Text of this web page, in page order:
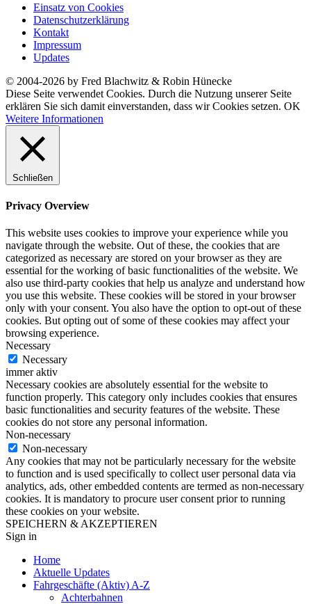
Einsatz von Cookies
Datenschutzerklärung
Kontakt
Impressum
Updates
© 2004-2026 by Fred Blachwitz & Robin Hünecke
Diese Seite verwendet Cookies. Durch die Nutzung unserer Seite
erklären Sie sich damit einverstanden, dass wir Cookies setzen. OK
Weitere Informationen
Schließen
Privacy Overview
This website uses cookies to improve your experience while you
navigate through the website. Out of these, the cookies that are
categorized as necessary are stored on your browser as they are
essential for the working of basic functionalities of the website. We
also use third-party cookies that help us analyze and understand how
you use this website. These cookies will be stored in your browser
only with your consent. You also have the option to opt-out of these
cookies. But opting out of some of these cookies may affect your
browsing experience.
Necessary
Necessary
immer aktiv
Necessary cookies are absolutely essential for the website to
function properly. This category only includes cookies that ensures
basic functionalities and security features of the website. These
cookies do not store any personal information.
Non-necessary
Non-necessary
Any cookies that may not be particularly necessary for the website
to function and is used specifically to collect user personal data via
analytics, ads, other embedded contents are termed as non-necessary
cookies. It is mandatory to procure user consent prior to running
these cookies on your website.
SPEICHERN & AKZEPTIEREN
Sign in
Home
Aktuelle Updates
Fahrgeschäfte (Aktiv) A-Z
Achterbahnen